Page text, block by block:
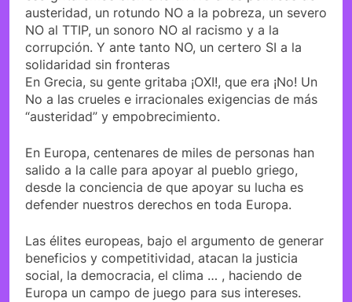
austeridad, un rotundo NO a la pobreza, un severo
NO al TTIP, un sonoro NO al racismo y a la
corrupción. Y ante tanto NO, un certero SI a la
solidaridad sin fronteras
En Grecia, su gente gritaba ¡OXI!, que era ¡No! Un
No a las crueles e irracionales exigencias de más
“austeridad” y empobrecimiento.
En Europa, centenares de miles de personas han
salido a la calle para apoyar al pueblo griego,
desde la conciencia de que apoyar su lucha es
defender nuestros derechos en toda Europa.
Las élites europeas, bajo el argumento de generar
beneficios y competitividad, atacan la justicia
social, la democracia, el clima … , haciendo de
Europa un campo de juego para sus intereses.